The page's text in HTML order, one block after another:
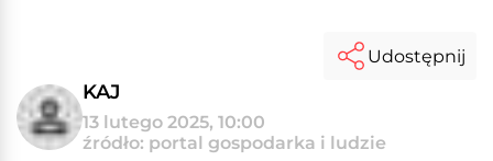
KAJ
13 lutego 2025, 10:00
źródło: portal gospodarka i ludzie
Udostępnij